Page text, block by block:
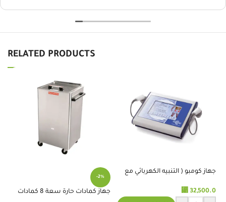
RELATED PRODUCTS
جهاز كومبو ( التنبيه الكهربائي مع
⃁ 32,500.0
-2%
جهاز كمادات حارة سعة 8 كمادات